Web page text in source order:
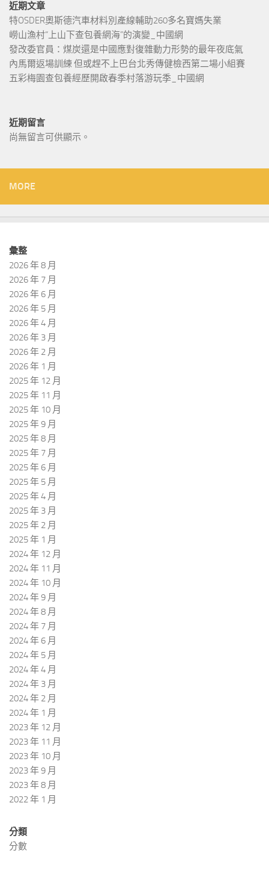
近期文章
特OSDER奧斯德汽車材料別產線輔助260多名寶媽失業
嶗山漁村“上山下查包養網海”的演變_中國網
發改委官員：煤炭還是中國應對復雜動力形勢的最年夜底氣
內馬爾返場訓練 但或趕不上巴台北秀傳健檢西第二場小組賽
五彩梅園查包養經歷開啟春季村落游玩季_中國網
近期留言
尚無留言可供顯示。
MORE
彙整
2026 年 8 月
2026 年 7 月
2026 年 6 月
2026 年 5 月
2026 年 4 月
2026 年 3 月
2026 年 2 月
2026 年 1 月
2025 年 12 月
2025 年 11 月
2025 年 10 月
2025 年 9 月
2025 年 8 月
2025 年 7 月
2025 年 6 月
2025 年 5 月
2025 年 4 月
2025 年 3 月
2025 年 2 月
2025 年 1 月
2024 年 12 月
2024 年 11 月
2024 年 10 月
2024 年 9 月
2024 年 8 月
2024 年 7 月
2024 年 6 月
2024 年 5 月
2024 年 4 月
2024 年 3 月
2024 年 2 月
2024 年 1 月
2023 年 12 月
2023 年 11 月
2023 年 10 月
2023 年 9 月
2023 年 8 月
2022 年 1 月
分類
分數